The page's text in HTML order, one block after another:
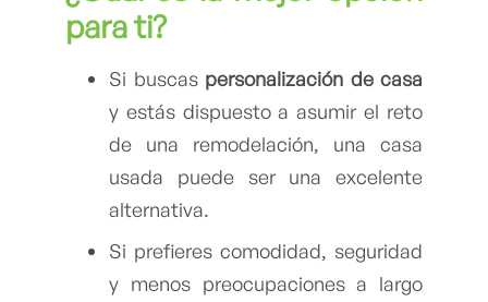
para ti?
Si buscas personalización de casa
y estás dispuesto a asumir el reto
de una remodelación, una casa
usada puede ser una excelente
alternativa.
Si prefieres comodidad, seguridad
y menos preocupaciones a largo